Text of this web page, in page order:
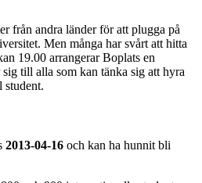
från andra länder för att plugga på
Men många har svårt att hitta
19.00 arrangerar Boplats en
till alla som kan tänka sig att hyra
student.
2013-04-16 och kan ha hunnit bli